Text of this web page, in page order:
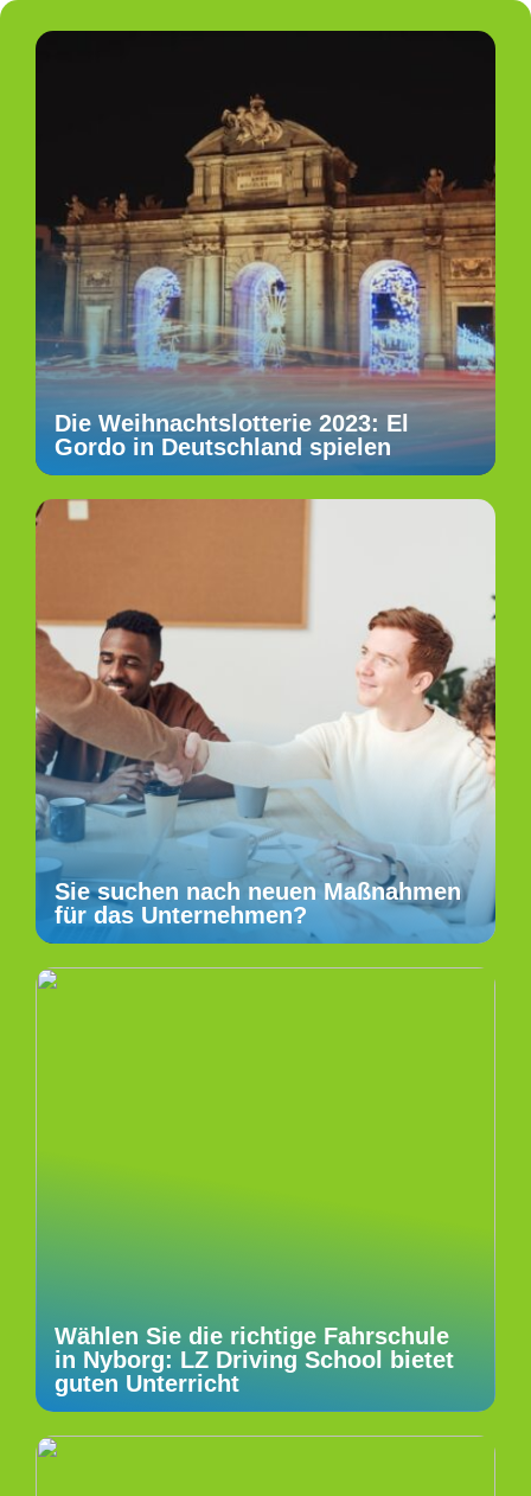
Die Weihnachtslotterie 2023: El
Gordo in Deutschland spielen
Sie suchen nach neuen Maßnahmen
für das Unternehmen?
Wählen Sie die richtige Fahrschule
in Nyborg: LZ Driving School bietet
guten Unterricht